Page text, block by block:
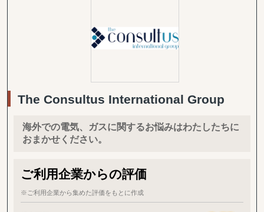
The Consultus International Group
海外での電気、ガスに関するお悩みはわたしたちに
おまかせください。
ご利用企業からの評価
※ご利用企業から集めた評価をもとに作成